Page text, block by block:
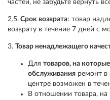
частей, не забудьте вернуть
2.5. Срок возврата: товар
возврату в течение 7 дней с
3. Товар ненадлежащего
Для товаров, на
обслуживания ремонт в
центре возможен в
В отношении товара,